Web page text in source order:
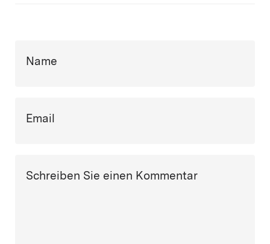
Name
Email
Schreiben Sie einen Kommentar